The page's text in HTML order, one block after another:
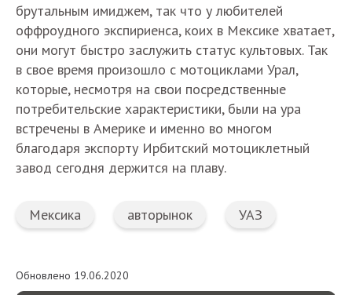
брутальным имиджем, так что у любителей
оффроудного экспириенса, коих в Мексике хватает,
они могут быстро заслужить статус культовых. Так
в свое время произошло с мотоциклами Урал,
которые, несмотря на свои посредственные
потребительские характеристики, были на ура
встречены в Америке и именно во многом
благодаря экспорту Ирбитский мотоциклетный
завод сегодня держится на плаву.
Мексика авторынок УАЗ
Обновлено 19.06.2020